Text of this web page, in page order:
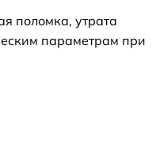
поломка, утрата
параметрам при